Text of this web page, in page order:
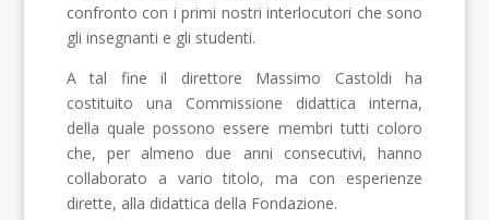
confronto con i primi nostri interlocutori che sono
gli insegnanti e gli studenti.
A tal fine il direttore Massimo Castoldi ha
costituito una Commissione didattica interna,
della quale possono essere membri tutti coloro
che, per almeno due anni consecutivi, hanno
collaborato a vario titolo, ma con esperienze
dirette, alla didattica della Fondazione.